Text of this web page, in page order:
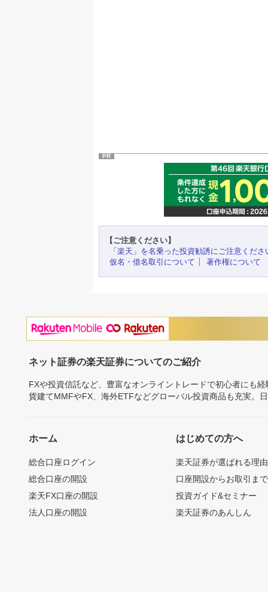
PR
【ご注意ください】
「楽天」を名乗った投資勧誘にご注意くださ
仮名・借名取引について
著作権について
ネット証券の楽天証券についてのご紹介
FXや投資信託など、豊富なオンライントレードで初心者にも
貨建てMMFやFX、海外ETFなどグローバル投資商品も充実。
ホーム
総合口座ログイン
総合口座の開設
楽天FX口座の開設
法人口座の開設
はじめての方へ
楽天証券が選ばれる理由
口座開設からお取引ま
投資ガイド&セミナー
楽天証券のあんしん